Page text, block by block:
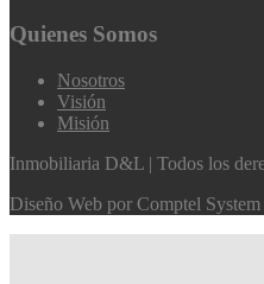
Quienes Somos
Nosotros
Visión
Misión
Inmobiliaria D&L | Todos los
Diseño Web por Comptel